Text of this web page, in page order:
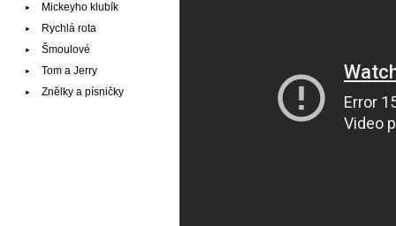
Mickeyho klubík
Rychlá rota
Šmoulové
Tom a Jerry
Znělky a písničky